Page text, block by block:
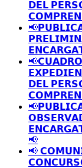
𝗗𝗘𝗟
𝗗𝗘𝗟
📢
📢